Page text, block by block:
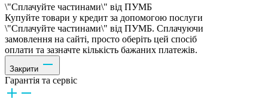
\"Сплачуйте частинами\" від ПУМБ
Купуйте товари у кредит за допомогою послуги
\"Сплачуйте частинами\" від ПУМБ. Сплачуючи
замовлення на сайті, просто оберіть цей спосіб
оплати та зазначте кількість бажаних платежів.
Закрити
Гарантія та сервіс